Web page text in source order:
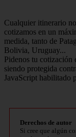
Cualquier itinerario
cotizamos en un
medida, tanto de
Bolivia, Uruguay...
Pidenos tu cotización
siendo protegida
JavaScript habilitado
Derechos de autor
Si cree que algún